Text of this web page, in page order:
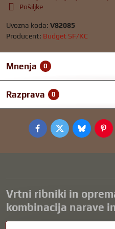
Pošiljke
Uvozna koda: V82085
Producent: Budget SF/KC
Mnenja 0
Razprava 0
FacebookTwitterBluesky
Vrtni ribniki in
kombinacija narave